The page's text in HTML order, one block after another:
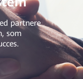
partnere
som